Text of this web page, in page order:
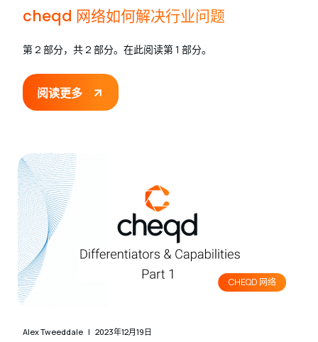
cheqd 网络如何解决行业问题
第 2 部分，共 2 部分。在此阅读第 1 部分。
阅读更多
CHEQD 网络
Alex Tweeddale 2023年12月19日